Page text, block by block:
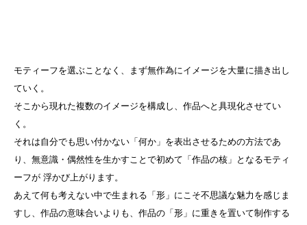
モティーフを選ぶことなく、まず無作為にイメージを大量に描き出し
ていく。
そこから現れた複数のイメージを構成し、作品へと具現化させてい
く。
それは自分でも思い付かない「何か」を表出させるための方法であ
り、無意識・偶然性を生かすことで初めて「作品の核」となるモティ
ーフが 浮かび上がります。
あえて何も考えない中で生まれる「形」にこそ不思議な魅力を感じま
すし、作品の意味合いよりも、作品の「形」に重きを置いて制作する